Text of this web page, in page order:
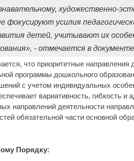
художественно-
фокусируют усилия
детей, учитывают их
- отмечается в
что приоритетные направления
программы дошкольного
с учетом индивидуальных
вариативность, гибкость и
направлений деятельности
обязательной части основной
Порядку: